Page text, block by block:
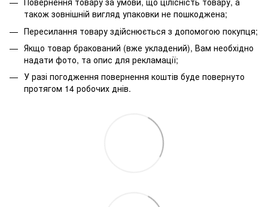
також зовнішній вигляд упаковки не пошкоджена;
Пересилання товару здійснюється з допомогою покупця;
Якщо товар бракований (вже укладений), Вам необхідно
надати фото, та опис для рекламації;
У разі погодження повернення коштів буде повернуто
протягом 14 робочих днів.